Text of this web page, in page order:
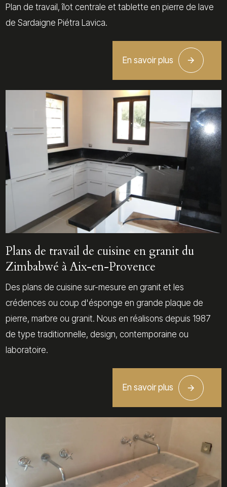
Plan de travail, îlot centrale et tablette en pierre de lave
de Sardaigne Piétra Lavica.
En savoir plus
Plans de travail de cuisine en granit du
Zimbabwé à Aix-en-Provence
Des plans de cuisine sur-mesure en granit et les
crédences ou coup d'ésponge en grande plaque de
pierre, marbre ou granit. Nous en réalisons depuis 1987
de type traditionnelle, design, contemporaine ou
laboratoire.
En savoir plus